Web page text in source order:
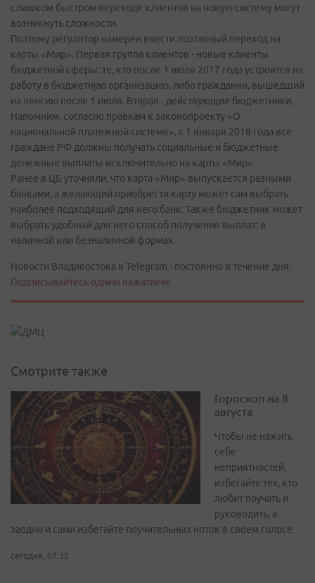
слишком быстром переходе клиентов на новую систему могут
возникнуть сложности.
Поэтому регулятор намерен ввести поэтапный переход на
карты «Мир». Первая группа клиентов - новые клиенты
бюджетной сферы: те, кто после 1 июля 2017 года устроится на
работу в бюджетную организацию, либо гражданин, вышедший
на пенсию после 1 июля. Вторая - действующие бюджетники.
Напомним, согласно правкам к законопроекту «О
национальной платежной системе», с 1 января 2018 года все
граждане РФ должны получать социальные и бюджетные
денежные выплаты исключительно на карты «Мир».
Ранее в ЦБ уточняли, что карта «Мир» выпускается разными
банками, а желающий приобрести карту может сам выбрать
наиболее подходящий для него банк. Также бюджетник может
выбрать удобный для него способ получения выплат: в
наличной или безналичной формах.
Новости Владивостока в Telegram - постоянно в течение дня.
Подписывайтесь одним нажатием!
Смотрите также
Гороскоп на 8
августа
Чтобы не нажить
себе
неприятностей,
избегайте тех, кто
любит поучать и
руководить, а
заодно и сами избегайте поучительных ноток в своем голосе
сегодня, 07:32